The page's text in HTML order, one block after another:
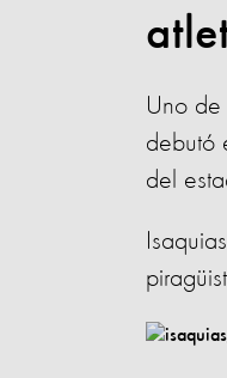
Uno de
debutó
del